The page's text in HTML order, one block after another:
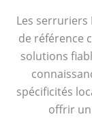
Les serruriers
de référence
solutions
spécificités
offrir un